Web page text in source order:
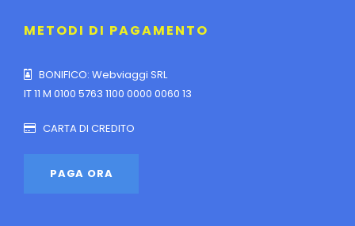
METODI DI PAGAMENTO
BONIFICO: Webviaggi SRL
IT 11 M 0100 5763 1100 0000 0060 13
CARTA DI CREDITO